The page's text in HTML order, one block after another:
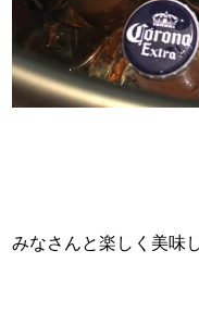
みなさんと楽しく美味